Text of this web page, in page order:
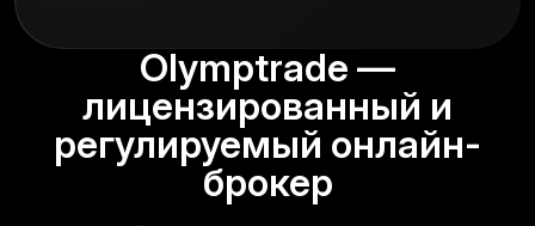
Olymptrade —
лицензированный и
регулируемый онлайн-
брокер